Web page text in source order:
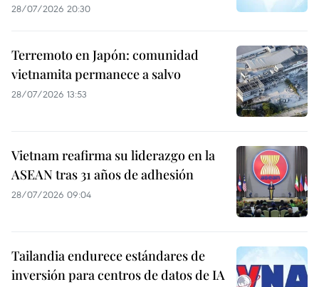
28/07/2026 20:30
Terremoto en Japón: comunidad
vietnamita permanece a salvo
28/07/2026 13:53
Vietnam reafirma su liderazgo en la
ASEAN tras 31 años de adhesión
28/07/2026 09:04
Tailandia endurece estándares de
inversión para centros de datos de IA